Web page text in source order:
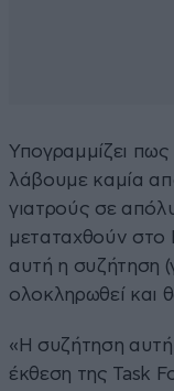
Υπογραμμίζει
λάβουμε καμία
γιατρούς σε
μεταταχθούν στο
αυτή η συζήτηση
ολοκληρωθεί και
«Η συζήτηση αυτή
έκθεση της Task